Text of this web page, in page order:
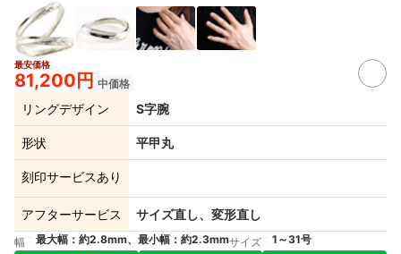
最安価格
81,200円 中価格
リングデザイン S字腕
形状 平甲丸
刻印サービスあり
アフターサービス サイズ直し、変形直し
幅 最大幅：約2.8mm、最小幅：約2.3mmサイズ 1～31号